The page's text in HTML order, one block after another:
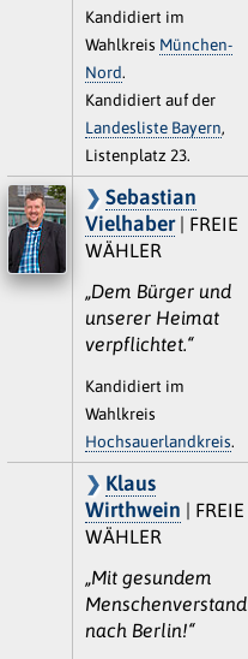
Kandidiert im
Wahlkreis München-
Nord.
Kandidiert auf der
Landesliste Bayern,
Listenplatz 23.
Sebastian
Vielhaber| FREIE
WÄHLER
„Dem Bürger und
unserer Heimat
verpflichtet.“
Kandidiert im
Wahlkreis
Hochsauerlandkreis.
Klaus
Wirthwein | FREIE
WÄHLER
„Mit gesundem
Menschenverstand
nach Berlin!“